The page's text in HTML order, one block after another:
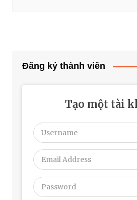
Đăng ký thành viên
Tạo một tài